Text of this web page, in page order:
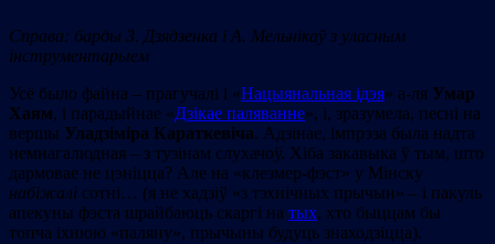
Cправа: барды З. Дзядзенка і А. Мельнікаў з уласным
інструментарыем
Усё было файна – прагучалі і «Нацыянальная ідэя» а-ля Умар
Хаям, і парадыйнае «Дзікае паляванне», і, зразумела, песні на
вершы Уладзіміра Караткевіча. Адзінае, імпрэза была надта
немнагалюдная – з тузінам слухачоў. Хіба закавыка ў тым, што
дармовае не цэніцца? Але на «клезмер-фэст» у Мінску
набіжалі сотні… (я не хадзіў «з тэхнічных прычын» – і пакуль
апекуны фэста шрайбаюць скаргі на тых, хто быццам бы
топча іхнюю «паляну», прычыны будуць знаходзіцца).